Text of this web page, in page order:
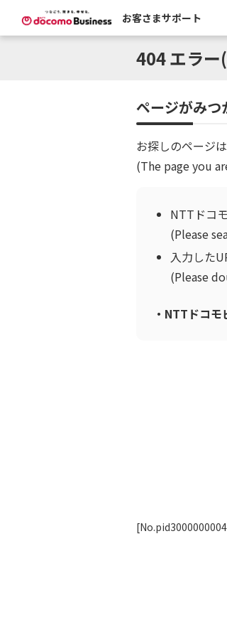
お客さまサポート
404 エラ
ページがみ
お探しのページ
(The page you
NTTドコ
(Please
入力した
(Please
・NTTドコ